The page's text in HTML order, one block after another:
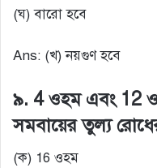
(ঘ) বারো হবে
Ans: (খ) নয়গুণ হবে
৯. 4 ওহম এবং 12
সমবায়ের তুল্য
(ক) 16 ওহম